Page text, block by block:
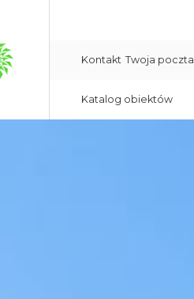
Kontakt Twoja poczta
Katalog obiektów